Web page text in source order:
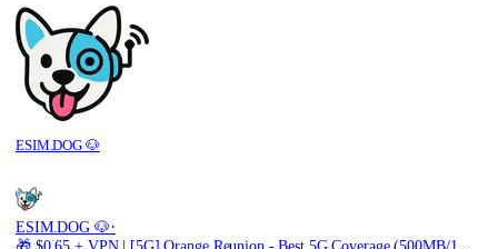
ESIM.DOG 🐶
ESIM.DOG 🐶·